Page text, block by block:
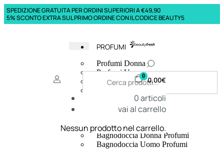
SPEDIZIONE GRATUITA PER ORDINI SUPERIORI A €49,90
5% SCONTO EXTRA SUL PRIMO ORDINE CON IL CODICE BEAUTY5
PROFUMI
Profumi Donna
Profumi Uomo
Deodoranti Donna
Corpo Donna
Corpo Uomo
Creme Mani
Bagnodoccia Donna Profumi
Bagnodoccia Uomo Profumi
0 0,00€
0articoli
vai al carrello
Nessun prodotto nel carrello.